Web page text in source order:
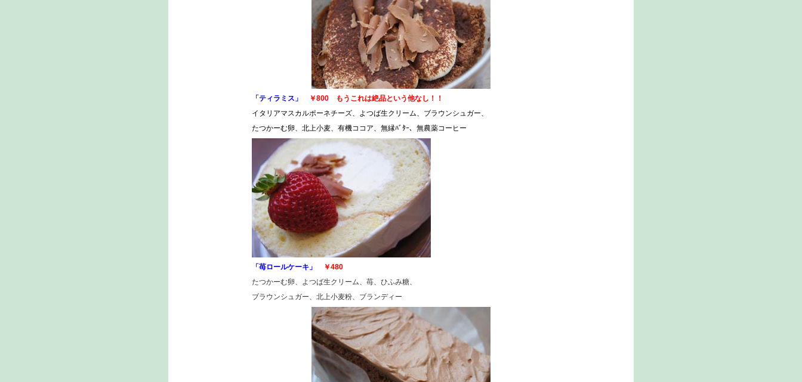
「ティラミス」 ￥800
もうこれは絶品という他なし！！
イタリアマスカルポーネチーズ、よつば生クリーム、ブラウンシュガー、
たつかーむ卵、北上小麦、有機ココア、無縁ﾊﾞﾀｰ、無農薬コーヒー
「苺ロールケーキ」
￥480
たつかーむ卵、よつば生クリーム、苺、ひふみ糖、
ブラウンシュガー、北上小麦粉、ブランディー